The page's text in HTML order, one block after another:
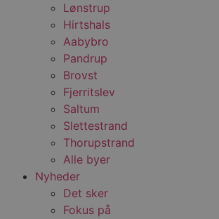
Lønstrup
Hirtshals
Aabybro
Pandrup
Brovst
Fjerritslev
Saltum
Slettestrand
Thorupstrand
Alle byer
Nyheder
Det sker
Fokus på